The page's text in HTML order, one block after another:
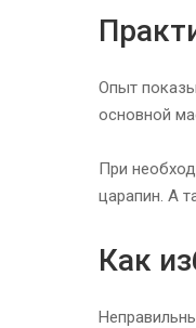
Опыт
основной
При
царапин. А
Как